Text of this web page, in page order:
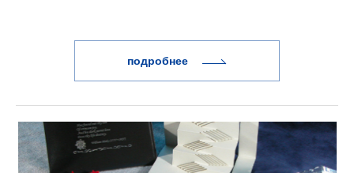
подробнее